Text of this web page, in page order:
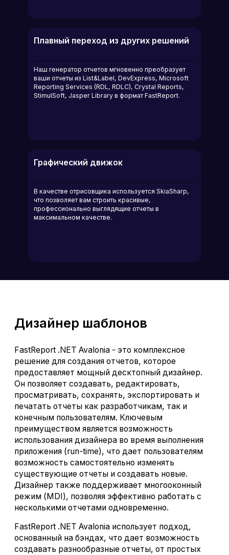
Плавный переход из других решений
Наш генератор отчетов мгновенно преобразует
ваши отчеты из List&Label, DevExpress, Microsoft
Reporting Services (RDL, RDLC), Crystal Reports,
StimulSoft, Jasper Library в формат FastReport.
Графический движок
В качестве отрисовщика используется SkiaSharp,
что позволяет вам строить красивые,
профессионально выглядящие отчеты в
максимальном качестве.
Дизайнер шаблонов
FastReport .NET Avalonia - это комплексное
решение для создания отчетов, которое
предоставляет мощный десктопный дизайнер.
Он позволяет создавать, редактировать,
просматривать, сохранять, экспортировать и
печатать отчеты как разработчикам, так и
конечным пользователям. Ключевым
преимуществом является возможность
использования дизайнера во время выполнения
приложения (run-time), что дает пользователям
возможность самостоятельно изменять
существующие отчеты и создавать новые.
Дизайнер также поддерживает многооконный
режим (MDI), позволяя эффективно работать с
несколькими отчетами одновременно.
FastReport .NET Avalonia использует подход,
основанный на бэндах, что дает возможность
создавать разнообразные отчеты, от простых